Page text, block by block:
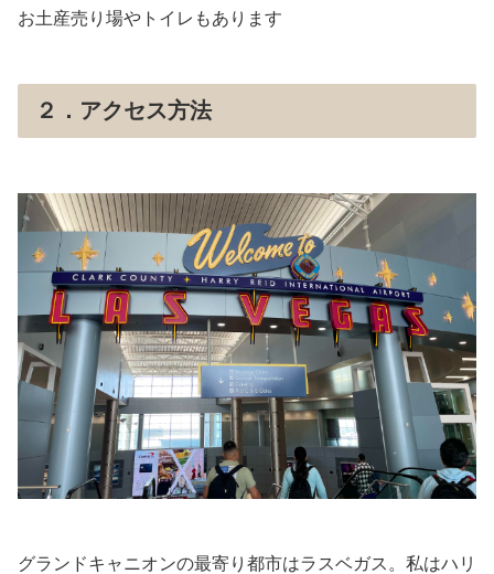
お土産売り場やトイレもあります
２．アクセス方法
グランドキャニオンの最寄り都市はラスベガス。私はハリ